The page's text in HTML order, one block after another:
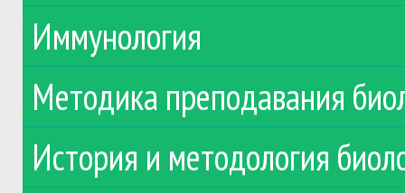
Иммунология
Методика преподавания
История и методология